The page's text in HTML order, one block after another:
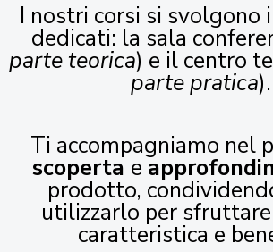
I nostri corsi si svolgono
dedicati: la sala
parte teorica) e il centro
parte pratica).
Ti accompagniamo nel
scoperta e
prodotto,
utilizzarlo per
caratteristica e